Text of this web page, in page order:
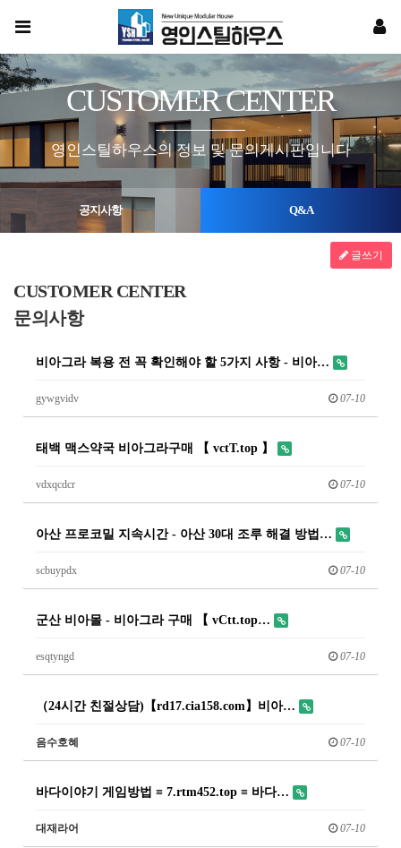
CUSTOMER CENTER
영인스틸하우스의 정보 및 문의게시판입니다
공지사항 Q&A
CUSTOMER CENTER
문의사항
글쓰기
비아그라 복용 전 꼭 확인해야 할 5가지 사항 - 비아…
gywgvidv 07-10
태백 맥스약국 비아그라구매 【 vctT.top 】
vdxqcdcr 07-10
아산 프로코밀 지속시간 - 아산 30대 조루 해결 방법…
scbuypdx 07-10
군산 비아몰 - 비아그라 구매 【 vCtt.top…
esqtyngd 07-10
（24시간 친절상담)【rd17.cia158.com】비아…
음수호혜 07-10
바다이야기 게임방법 ≡ 7.rtm452.top ≡ 바다…
대재라어 07-10